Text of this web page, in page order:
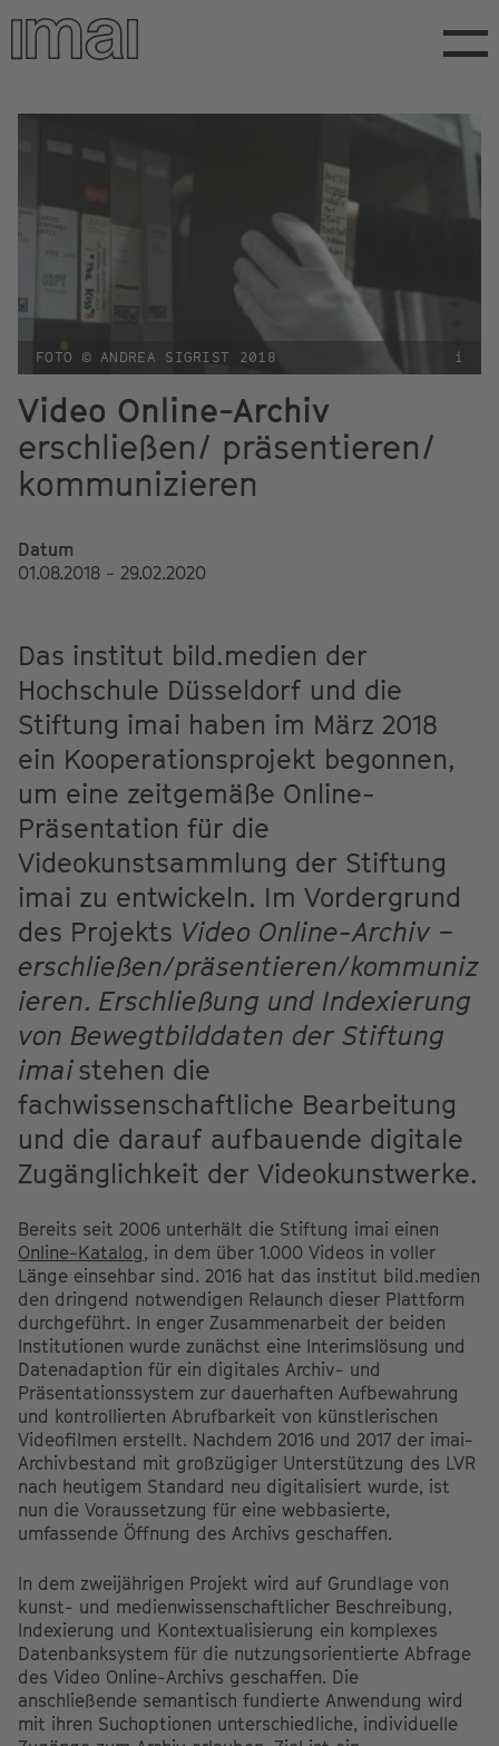
Direkt
zum
Inhalt
FOTO © ANDREA SIGRIST 2018 i
Video Online-Archiv
erschließen/ präsentieren/
kommunizieren
Datum
01.08.2018 - 29.02.2020
Das institut bild.medien der
Hochschule Düsseldorf und die
Stiftung imai haben im März 2018
ein Kooperationsprojekt begonnen,
um eine zeitgemäße Online-
Präsentation für die
Videokunstsammlung der Stiftung
imai zu entwickeln. Im Vordergrund
des Projekts Video Online-Archiv −
erschließen/präsentieren/kommuniz
ieren. Erschließung und Indexierung
von Bewegtbilddaten der Stiftung
imaistehen die
fachwissenschaftliche Bearbeitung
und die darauf aufbauende digitale
Zugänglichkeit der Videokunstwerke.
Bereits seit 2006 unterhält die Stiftung imai einen
Online-Katalog, in dem über 1.000 Videos in voller
Länge einsehbar sind. 2016 hat das institut bild.medien
den dringend notwendigen Relaunch dieser Plattform
durchgeführt. In enger Zusammenarbeit der beiden
Institutionen wurde zunächst eine Interimslösung und
Datenadaption für ein digitales Archiv- und
Präsentationssystem zur dauerhaften Aufbewahrung
und kontrollierten Abrufbarkeit von künstlerischen
Videofilmen erstellt. Nachdem 2016 und 2017 der imai-
Archivbestand mit großzügiger Unterstützung des LVR
nach heutigem Standard neu digitalisiert wurde, ist
nun die Voraussetzung für eine webbasierte,
umfassende Öffnung des Archivs geschaffen.
In dem zweijährigen Projekt wird auf Grundlage von
kunst- und medienwissenschaftlicher Beschreibung,
Indexierung und Kontextualisierung ein komplexes
Datenbanksystem für die nutzungsorientierte Abfrage
des Video Online-Archivs geschaffen. Die
anschließende semantisch fundierte Anwendung wird
mit ihren Suchoptionen unterschiedliche, individuelle